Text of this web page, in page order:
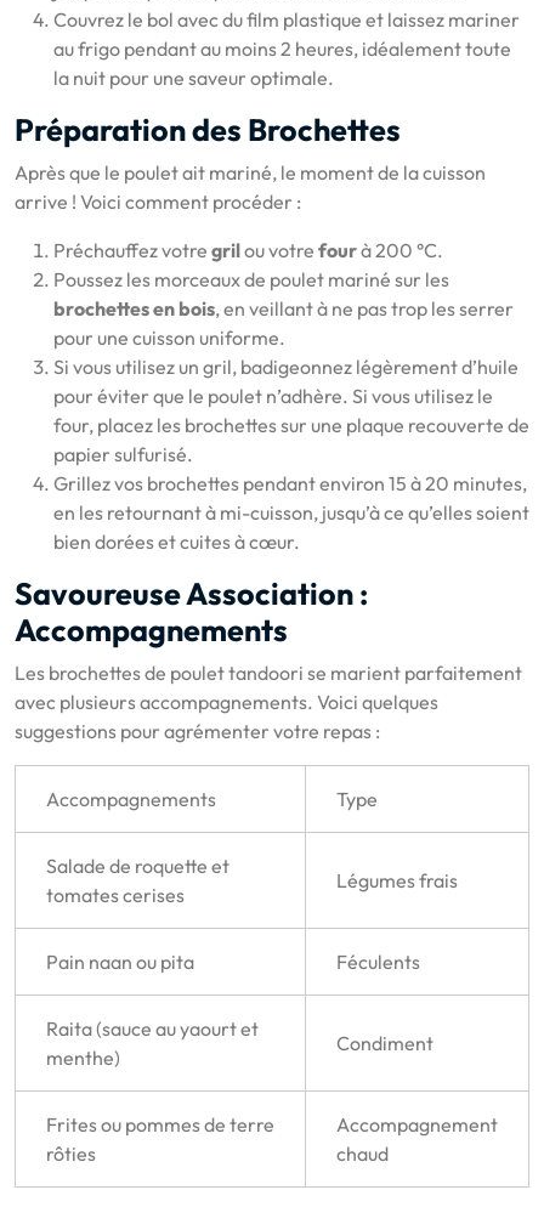
Couvrez le bol avec du film plastique et laissez mariner
au frigo pendant au moins 2 heures, idéalement toute
la nuit pour une saveur optimale.
Préparation des Brochettes
Après que le poulet ait mariné, le moment de la cuisson
arrive ! Voici comment procéder :
Préchauffez votre grilou votre fourà 200 °C.
Poussez les morceaux de poulet mariné sur les
brochettes en bois, en veillant à ne pas trop les serrer
pour une cuisson uniforme.
Si vous utilisez un gril, badigeonnez légèrement d’huile
pour éviter que le poulet n’adhère. Si vous utilisez le
four, placez les brochettes sur une plaque recouverte de
papier sulfurisé.
Grillez vos brochettes pendant environ 15 à 20 minutes,
en les retournant à mi-cuisson, jusqu’à ce qu’elles soient
bien dorées et cuites à cœur.
Savoureuse Association :
Accompagnements
Les brochettes de poulet tandoori se marient parfaitement
avec plusieurs accompagnements. Voici quelques
suggestions pour agrémenter votre repas :
Accompagnements Type
Salade de roquette et
tomates cerises
Légumes frais
Pain naan ou pita Féculents
Raita (sauce au yaourt et
menthe)
Condiment
Frites ou pommes de terre
rôties
Accompagnement
chaud